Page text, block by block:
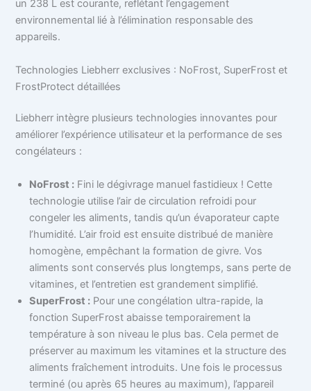
un 238 L est courante, reflétant l’engagement
environnemental lié à l’élimination responsable des
appareils.
Technologies Liebherr exclusives : NoFrost, SuperFrost et
FrostProtect détaillées
Liebherr intègre plusieurs technologies innovantes pour
améliorer l’expérience utilisateur et la performance de ses
congélateurs :
NoFrost : Fini le dégivrage manuel fastidieux ! Cette
technologie utilise l’air de circulation refroidi pour
congeler les aliments, tandis qu’un évaporateur capte
l’humidité. L’air froid est ensuite distribué de manière
homogène, empêchant la formation de givre. Vos
aliments sont conservés plus longtemps, sans perte de
vitamines, et l’entretien est grandement simplifié.
SuperFrost : Pour une congélation ultra-rapide, la
fonction SuperFrost abaisse temporairement la
température à son niveau le plus bas. Cela permet de
préserver au maximum les vitamines et la structure des
aliments fraîchement introduits. Une fois le processus
terminé (ou après 65 heures au maximum), l’appareil